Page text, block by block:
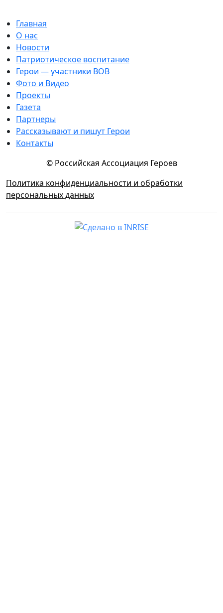
Главная
О нас
Новости
Патриотическое воспитание
Герои — участники ВОВ
Фото и Видео
Проекты
Газета
Партнеры
Рассказывают и пишут Герои
Контакты
© Российская Ассоциация Героев
Политика конфиденциальности и обработки
персональных данных